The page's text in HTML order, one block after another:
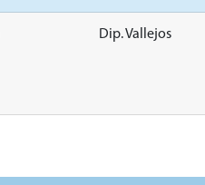
Dip. Vallejos